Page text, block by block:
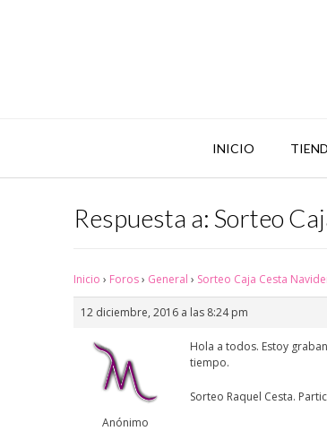
INICIO
Respuesta a: Sorteo
Inicio › Foros› General › Sorteo Caja Cesta
12 diciembre, 2016 a las 8:24 pm
Anónimo
Hola a todos. Estoy
tiempo.
Sorteo Raquel Cesta.